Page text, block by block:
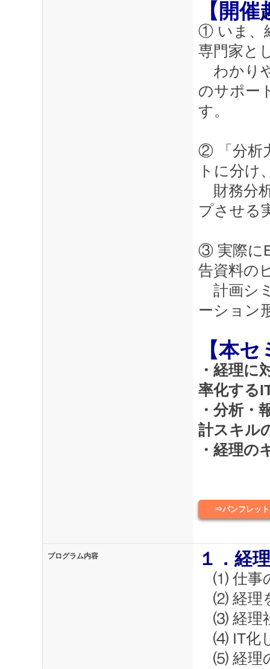
【開
① いま、
専門家と
わかり
のサポー
す。
② 「分析
トに分け
財務分
プさせる
③ 実際に
告資料の
計画シ
ーション
【本
・経理に
率化する
・分析・
計スキル
・経理の
⇒パンフレッ
プログラム内容 １．経
⑴ 仕事
⑵ 経理
⑶ 経理
⑷ IT化
⑸ 経理